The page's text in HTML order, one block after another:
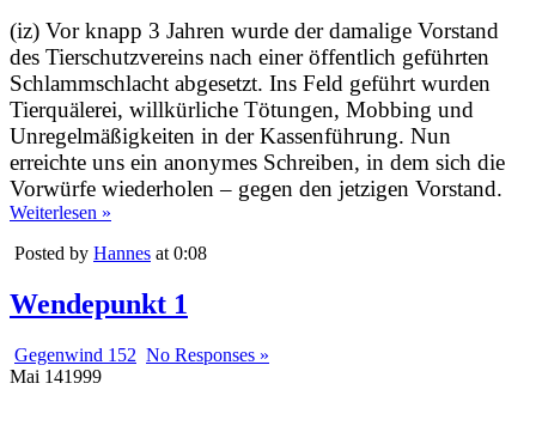
(iz) Vor knapp 3 Jahren wurde der damalige Vorstand
des Tierschutzvereins nach einer öffentlich geführten
Schlammschlacht abgesetzt. Ins Feld geführt wurden
Tierquälerei, willkürliche Tötungen, Mobbing und
Unregelmäßigkeiten in der Kassenführung. Nun
erreichte uns ein anonymes Schreiben, in dem sich die
Vorwürfe wiederholen – gegen den jetzigen Vorstand.
Weiterlesen »
Posted by Hannes at 0:08
Wendepunkt 1
Gegenwind 152 No Responses »
Mai 141999